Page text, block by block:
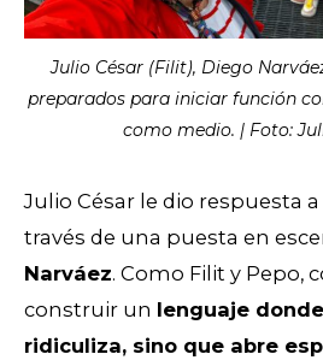
Julio César (Filit), Diego
preparados para iniciar función
como medio. | Foto:
Julio César le dio respuesta
través de una puesta en
Narváez. Como Filit y Pepo,
construir un lenguaje
ridiculiza, sino que abre